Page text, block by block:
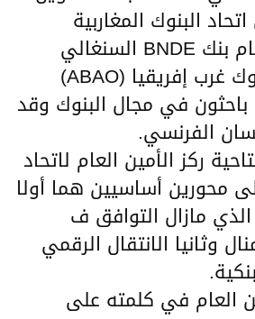
البنوك المغاربية
(UBM) ، ومدير عام بنك BNDE السنغالي
غرب إف ريقيا (ABAO)
باحثون في مجال البنوك وقد
الفرنسي.
ركز الأمين العام لاتحاد
محورين أساسيين هما أولا
الذي مازال التوافق ف
وثانيا الانتقال الرقمي
العام في كلمته على